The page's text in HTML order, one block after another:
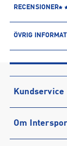
RECENSIONER
ÖVRIG
Produktnummer:
Leverantörens
Artikelnummer:
Tillverkaradress
Kontakt
Kundservice
Vanliga frågor &
Om